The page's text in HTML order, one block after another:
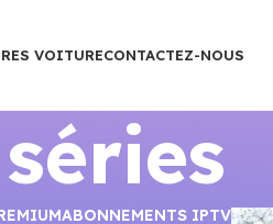
VOITURECONTACTEZ-NOUS
séries
ABONNEMENTS IPTV